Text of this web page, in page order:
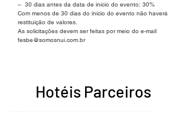
– 30 dias antes da data de início do evento: 30%
Com menos de 30 dias do início do evento não haverá
restituição de valores.
As solicitações devem ser feitas por meio do e-mail
fesbe@somosnui.com.br
Hotéis Parceiros